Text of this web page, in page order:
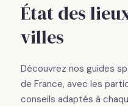
État des
villes
Découvrez nos guides
de France, avec les
conseils adaptés à